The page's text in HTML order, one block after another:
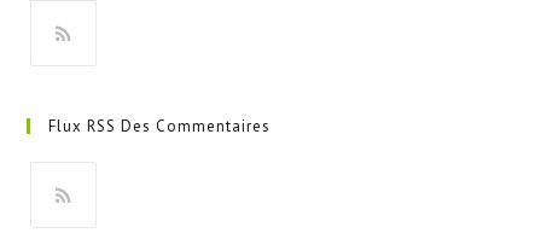
un
onglet
Flux RSS Des Commentaires